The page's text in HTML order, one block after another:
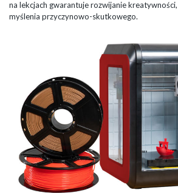
na lekcjach gwarantuje rozwijanie
myślenia przyczynowo-skutkowego.